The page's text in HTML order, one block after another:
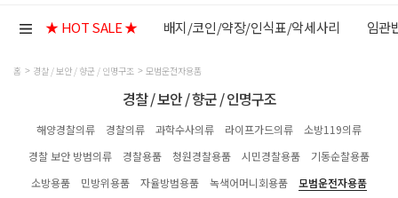
★ HOT SALE ★ 배지/코인/약장/인식표/악세사리 임관
홈 경찰 / 보안 / 향군 / 인명구조 모범운전자용품
경찰 / 보안 / 향군 / 인명구조
해양경찰의류 경찰의류 과학수사의류 라이프가드의류
소방119의류
경찰 보안 방범의류
경찰용품 청원경찰용품 시민경찰용품
기동순찰용품
소방용품
민방위용품 자율방범용품 녹색어머니회용품
모범운전자용품